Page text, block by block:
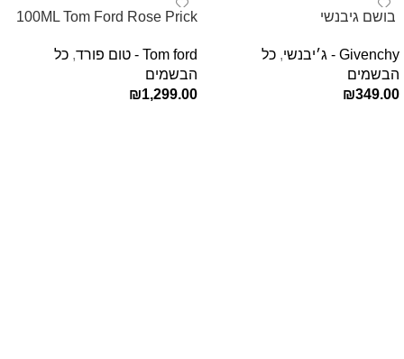
‏ בושם גיבנשי
E.D.P 80ml ‏
Givenchy - ג׳יבנשי , כל
הבשמים
₪349.00
100ML Tom Ford Rose Prick
Tom ford - טום פורד
, כל
הבשמים
₪1,299.00